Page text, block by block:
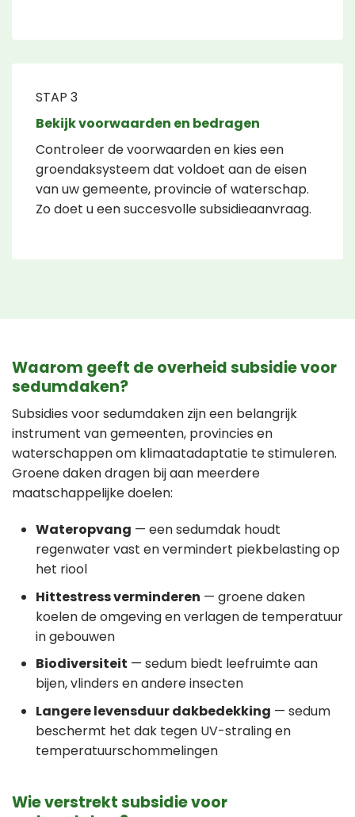
STAP 3
Bekijk voorwaarden en bedragen
Controleer de voorwaarden en kies een
groendaksysteem dat voldoet aan de eisen
van uw gemeente, provincie of waterschap.
Zo doet u een succesvolle subsidieaanvraag.
Waarom geeft de overheid subsidie voor
sedumdaken?
Subsidies voor sedumdaken zijn een belangrijk
instrument van gemeenten, provincies en
waterschappen om klimaatadaptatie te stimuleren.
Groene daken dragen bij aan meerdere
maatschappelijke doelen:
Wateropvang — een sedumdak houdt
regenwater vast en vermindert piekbelasting op
het riool
Hittestress verminderen — groene daken
koelen de omgeving en verlagen de temperatuur
in gebouwen
Biodiversiteit — sedum biedt leefruimte aan
bijen, vlinders en andere insecten
Langere levensduur dakbedekking — sedum
beschermt het dak tegen UV-straling en
temperatuurschommelingen
Wie verstrekt subsidie voor